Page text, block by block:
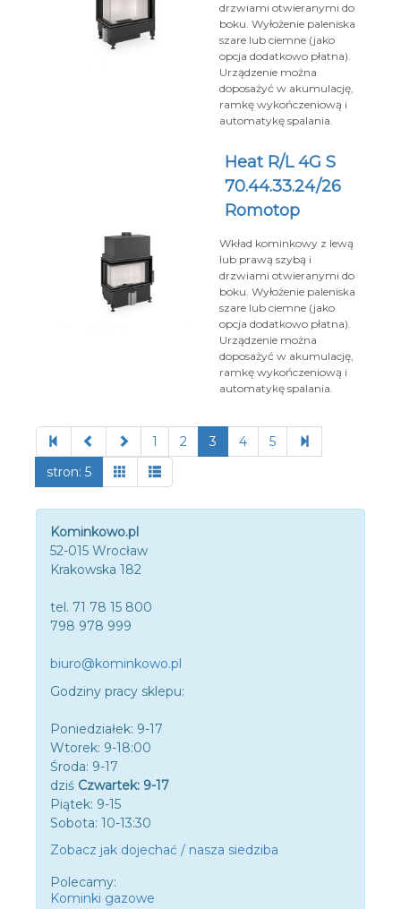
drzwiami otwieranymi do
boku. Wyłożenie paleniska
szare lub ciemne (jako
opcja dodatkowo płatna).
Urządzenie można
doposażyć w akumulację,
ramkę wykończeniową i
automatykę spalania.
Heat R/L 4G S
70.44.33.24/26
Romotop
Wkład kominkowy z lewą
lub prawą szybą i
drzwiami otwieranymi do
boku. Wyłożenie paleniska
szare lub ciemne (jako
opcja dodatkowo płatna).
Urządzenie można
doposażyć w akumulację,
ramkę wykończeniową i
automatykę spalania.
1 2 3 4
5
stron: 5
Kominkowo.pl
52-015 Wrocław
Krakowska 182
tel. 71 78 15 800
798 978 999
biuro@kominkowo.pl
Godziny pracy sklepu:
Poniedziałek: 9-17
Wtorek: 9-18:00
Środa: 9-17
dziś Czwartek: 9-17
Piątek: 9-15
Sobota: 10-13:30
Zobacz jak dojechać / nasza siedziba
Polecamy:
Kominki gazowe